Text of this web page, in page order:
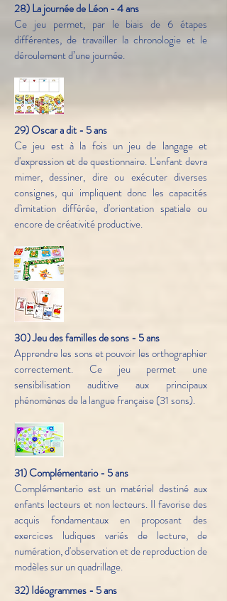
28) La journée de Léon - 4 ans
Ce jeu permet, par le biais de 6 étapes
différentes, de travailler la chronologie et le
déroulement d’une journée.
29) Oscar a dit - 5 ans
Ce jeu est à la fois un jeu de langage et
d'expression et de questionnaire. L'enfant devra
mimer, dessiner, dire ou exécuter diverses
consignes, qui impliquent donc les capacités
d'imitation différée, d'orientation spatiale ou
encore de créativité productive.
30) Jeu des familles de sons - 5 ans
Apprendre les sons et pouvoir les orthographier
correctement. Ce jeu permet une
sensibilisation auditive aux principaux
phénomènes de la langue française (31 sons).
31) Complémentario - 5 ans
Complémentario est un matériel destiné aux
enfants lecteurs et non lecteurs. Il favorise des
acquis fondamentaux en proposant des
exercices ludiques variés de lecture, de
numération, d'observation et de reproduction de
modèles sur un quadrillage.
32) Idéogrammes - 5 ans